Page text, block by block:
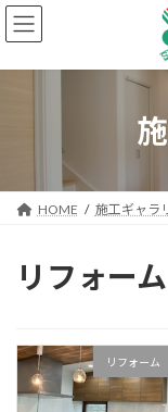
コ
ン
ン
ナ
ビ
ー
HOME 施工ギャラ
リフォーム
リフォーム